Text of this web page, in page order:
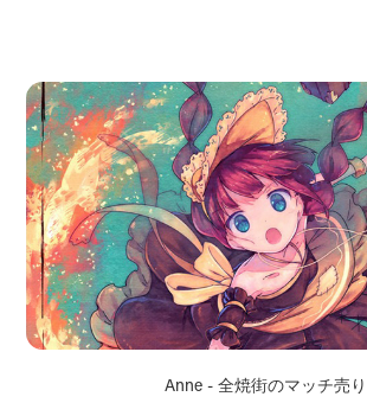
Anne - 全焼街のマッチ売り